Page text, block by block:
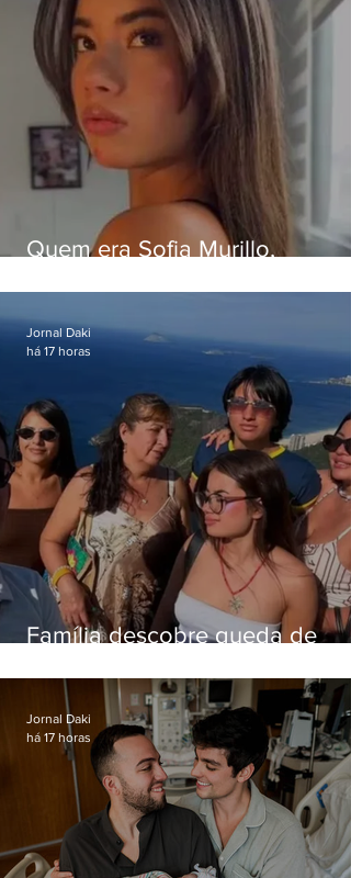
Quem era Sofia Murillo,
em queda de helicóptero no
Família descobre queda de
enquanto aguardava segundo
voo
Jornal Daki
há 17 horas
Jornal Daki
há 17 horas